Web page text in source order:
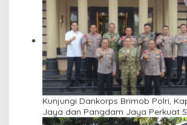
Kunjungi Dankorps Brimob Polri,
Jaya dan Pangdam Jaya Perkuat